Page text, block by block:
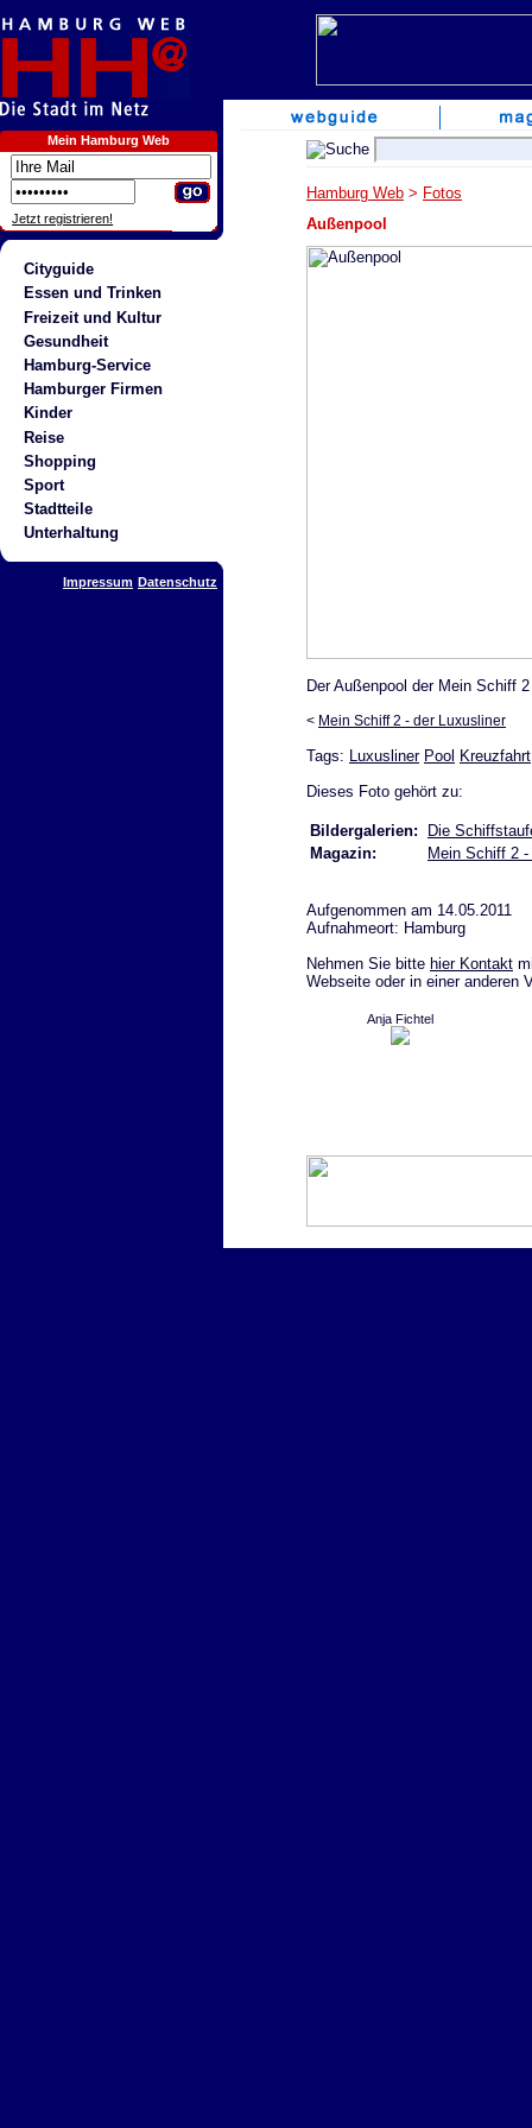
Mein Hamburg Web
Jetzt registrieren!
Cityguide
Essen und Trinken
Freizeit und Kultur
Gesundheit
Hamburg-Service
Hamburger Firmen
Kinder
Reise
Shopping
Sport
Stadtteile
Unterhaltung
Impressum Datenschutz
Hamburg Web > Fotos
Außenpool
Der Außenpool der Mein Schiff
< Mein Schiff 2 - der Luxusliner
Tags: Luxusliner Pool Kreuzfahrt
Dieses Foto gehört zu:
Bildergalerien:
Die
Magazin:
Mein Schiff 2
Aufgenommen am 14.05.2011
Aufnahmeort: Hamburg
Nehmen Sie bitte hier Kontakt
Webseite oder in einer anderen
Anja Fichtel